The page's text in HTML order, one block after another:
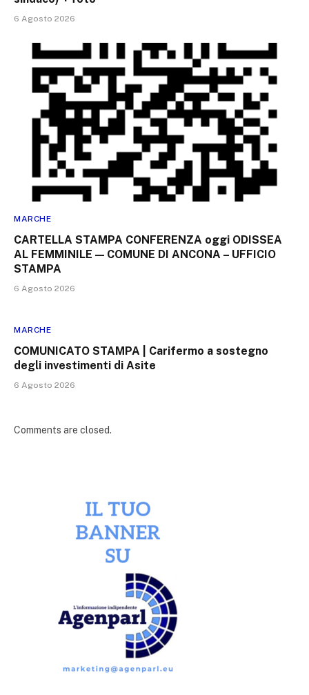
6 Agosto 2026
MARCHE
CARTELLA STAMPA CONFERENZA oggi ODISSEA
AL FEMMINILE — COMUNE DI ANCONA – UFFICIO
STAMPA
6 Agosto 2026
MARCHE
COMUNICATO STAMPA | Carifermo a sostegno
degli investimenti di Asite
6 Agosto 2026
Comments are closed.